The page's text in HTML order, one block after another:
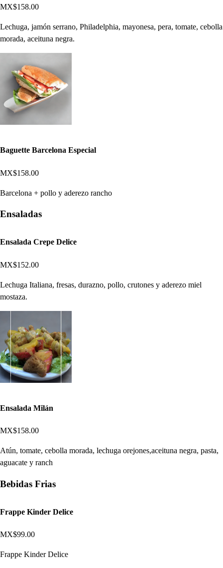
MX$158.00
Lechuga, jamón serrano, Philadelphia, mayonesa, pera, tomate, cebolla
morada, aceituna negra.
Baguette Barcelona Especial
MX$158.00
Barcelona + pollo y aderezo rancho
Ensaladas
Ensalada Crepe Delice
MX$152.00
Lechuga Italiana, fresas, durazno, pollo, crutones y aderezo miel
mostaza.
Ensalada Milán
MX$158.00
Atún, tomate, cebolla morada, lechuga orejones,aceituna negra, pasta,
aguacate y ranch
Bebidas Frias
Frappe Kinder Delice
MX$99.00
Frappe Kinder Delice